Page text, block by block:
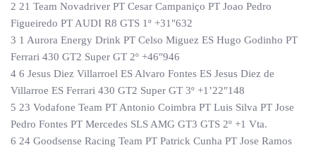
2 21 Team Novadriver PT Cesar Campaniço PT Joao Pedro
Figueiredo PT AUDI R8 GTS 1º +31″632
3 1 Aurora Energy Drink PT Celso Miguez ES Hugo Godinho PT
Ferrari 430 GT2 Super GT 2º +46″946
4 6 Jesus Diez Villarroel ES Alvaro Fontes ES Jesus Diez de
Villarroe ES Ferrari 430 GT2 Super GT 3º +1’22″148
5 23 Vodafone Team PT Antonio Coimbra PT Luis Silva PT Jose
Pedro Fontes PT Mercedes SLS AMG GT3 GTS 2º +1 Vta.
6 24 Goodsense Racing Team PT Patrick Cunha PT Jose Ramos